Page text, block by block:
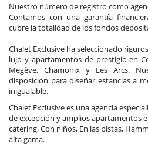
Nuestro número de registro como
Contamos con una garantía
cubre la totalidad de los fondos
Chalet Exclusive ha seleccionado
lujo y apartamentos de prestigio en
Megève, Chamonix y Les Arcs.
disposición para diseñar estancias a
inigualable.
Chalet Exclusive es una agencia
de excepción y amplios apartamentos
catering, Con niños, En las pistas,
alta gama.